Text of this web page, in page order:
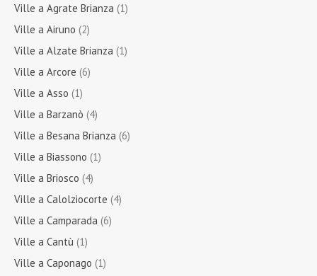
Ville a Agrate Brianza (1)
Ville a Airuno (2)
Ville a Alzate Brianza (1)
Ville a Arcore (6)
Ville a Asso (1)
Ville a Barzanò (4)
Ville a Besana Brianza (6)
Ville a Biassono (1)
Ville a Briosco (4)
Ville a Calolziocorte (4)
Ville a Camparada (6)
Ville a Cantù (1)
Ville a Caponago (1)